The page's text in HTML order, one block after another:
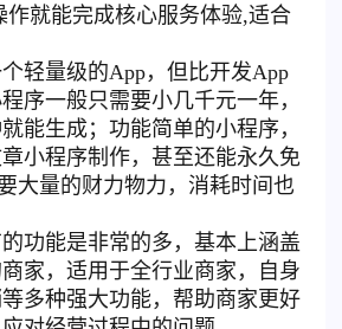
作就能完成核心服务体验,适合
轻量级的App，但比开发App
序一般只需要小几千元一年，
能生成；功能简单的小程序，
小程序制作，甚至还能永久免
大量的财力物力，消耗时间也
功能是非常的多，基本上涵盖
商家，适用于全行业商家，自身
多种强大功能，帮助商家更好